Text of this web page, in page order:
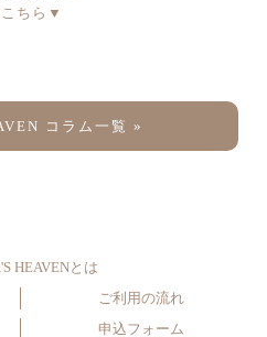
ちら▼
コラム一覧 »
HEAVENとは
ご利用の流れ
申込フォーム